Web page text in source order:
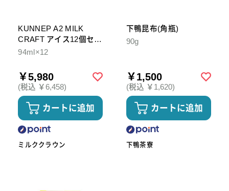
KUNNEP A2 MILK
CRAFT アイス12個セッ
ト
94ml×12
￥5,980
(税込 ￥6,458)
カートに追加
ミルククラウン
下鴨昆布(角瓶)
90g
￥1,500
(税込 ￥1,620)
カートに追加
下鴨茶寮